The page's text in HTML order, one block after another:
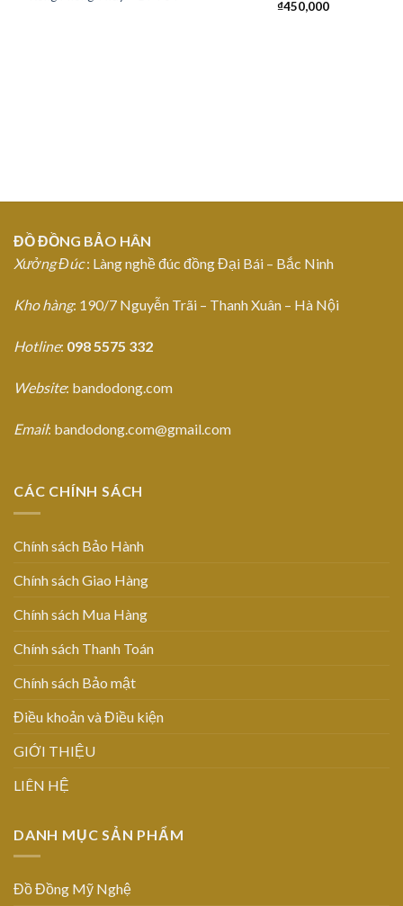
₫450,000
ĐỒ ĐỒNG BẢO HÂN
Xưởng Đúc: Làng nghề đúc đồng Đại Bái – Bắc Ninh
Kho hàng: 190/7 Nguyễn Trãi – Thanh Xuân – Hà Nội
Hotline: 098 5575 332
Website: bandodong.com
Email: bandodong.com@gmail.com
CÁC CHÍNH SÁCH
Chính sách Bảo Hành
Chính sách Giao Hàng
Chính sách Mua Hàng
Chính sách Thanh Toán
Chính sách Bảo mật
Điều khoản và Điều kiện
GIỚI THIỆU
LIÊN HỆ
DANH MỤC SẢN PHẨM
Đồ Đồng Mỹ Nghệ